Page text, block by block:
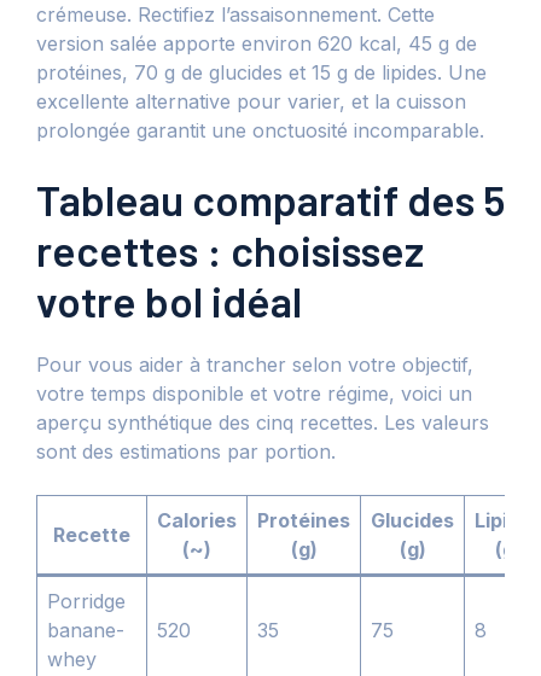
crémeuse. Rectifiez l’assaisonnement. Cette
version salée apporte environ 620 kcal, 45 g de
protéines, 70 g de glucides et 15 g de lipides. Une
excellente alternative pour varier, et la cuisson
prolongée garantit une onctuosité incomparable.
Tableau comparatif des 5
recettes : choisissez
votre bol idéal
Pour vous aider à trancher selon votre objectif,
votre temps disponible et votre régime, voici un
aperçu synthétique des cinq recettes. Les valeurs
sont des estimations par portion.
Recette
Calories
(~)
Protéines
(g)
Glucides
(g)
Lipides
(g)
Porridge
banane-
whey
520 35 75 8